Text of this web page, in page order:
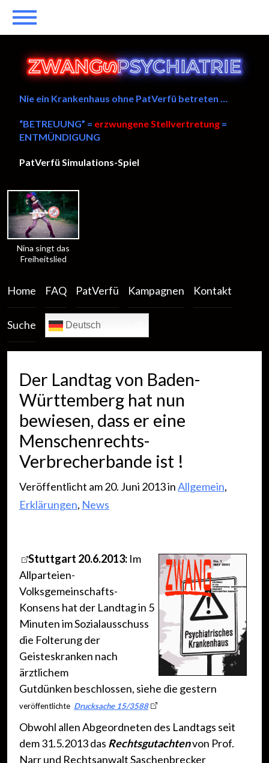
Nina singt das
Freiheitslied
Nie ein Krankenhaus ohne PatVerfü betreten …
“BETREUUNG” = erzwungene Stellvertretung =
ENTMÜNDIGUNG
PatVerfü Simulations-Spiel
Home FAQ PatVerfü Kampagnen Kontakt
Suche Deutsch
Der Landtag von Baden-
Württemberg hat nun
bewiesen, dass er eine
Menschenrechts-
Verbrecherbande ist !
Veröffentlicht am 20. Juni 2013 inAllgemein,
Erklärungen, News
Stuttgart 20.6.2013: Im
Allparteien-
Volksgemeinschafts-
Konsens hat der Landtag in 5
Minuten im Sozialausschuss
die Folterung der
Geisteskranken nach
ärztlichem
Gutdünken beschlossen, siehe die gestern
veröffentlichte Drucksache 15/3588
Obwohl allen Abgeordneten des Landtags seit
dem 31.5.2013 das Rechtsgutachtenvon Prof.
Narr und Rechtsanwalt Saschenbrecker